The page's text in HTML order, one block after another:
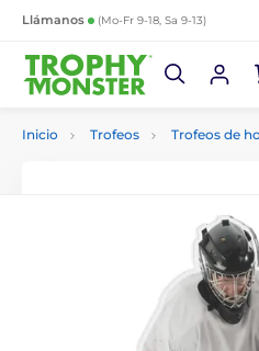
Llámanos (Mo-Fr 9-18, Sa 9-13)
Inicio Trofeos Trofeos de